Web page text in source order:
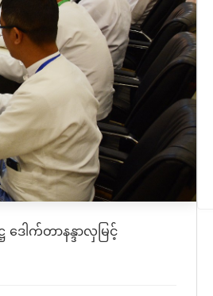
ါက်တာနန္ဒာလှမြင့်